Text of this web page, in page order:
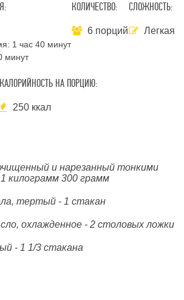
1 час 40 минут
минут
КОЛИЧЕСТВО:
6 порций
СЛОЖНОСТЬ:
Легкая
КАЛОРИЙНОСТЬ НА ПОРЦИЮ:
250 ккал
и нарезанный тонкими
килограмм 300 грамм
тертый - 1 стакан
охлажденное - 2 столовых ложки
- 1 1/3 стакана